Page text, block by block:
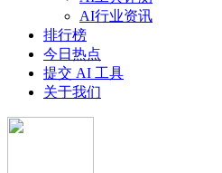
AI行业资讯
排行榜
今日热点
提交 AI 工具
关于我们